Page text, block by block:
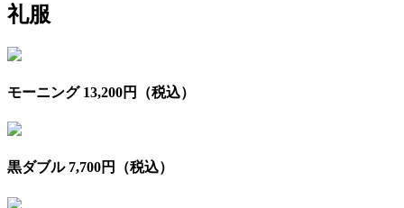
礼服
モーニング 13,200円（税込）
黒ダブル 7,700円（税込）